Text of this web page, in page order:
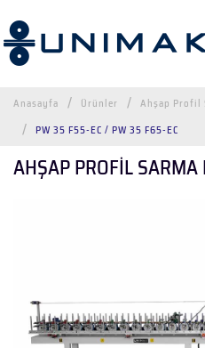
Anasayfa Ürünler
Ahşap Profil
PW 35 F55-EC / PW 35 F65-EC
AHŞAP PROFİL SARMA